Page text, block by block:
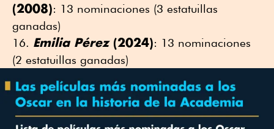
(2008): 13 nominaciones (3 estatuillas
ganadas)
Emilia Pérez(2024): 13 nominaciones
(2 estatuillas ganadas)